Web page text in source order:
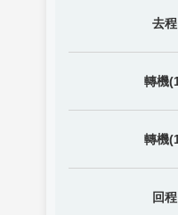
去程
轉機
轉機
回程